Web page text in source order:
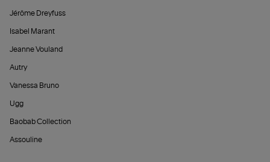
Jérôme Dreyfuss
Isabel Marant
Jeanne Vouland
Autry
Vanessa Bruno
Ugg
Baobab Collection
Assouline